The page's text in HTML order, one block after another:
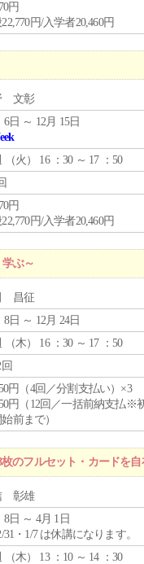
円
円/入学者20,460円
文彰
6日 ～ 12月 15日
（火 ） 16 ：30 ～ 17 ：50
円
円/入学者20,460円
ぶ～
昌征
8日 ～ 12月 24日
（木） 16 ：30 ～ 17 ：50
円（4回／分割支払い）×3
円（12回／一括前納支払※
前まで）
のフルセット・カードを自
彰雄
8日 ～ 4月 1日
・1/7 は休講になります。
（木） 13 ：10 ～ 14 ：30